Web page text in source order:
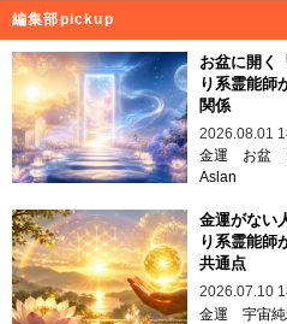
編集部pickup
お盆に開く
り系霊能師
関係
2026.08.01
金運
お盆
Aslan
金運がない
り系霊能師
共通点
2026.07.10
金運 宇宙